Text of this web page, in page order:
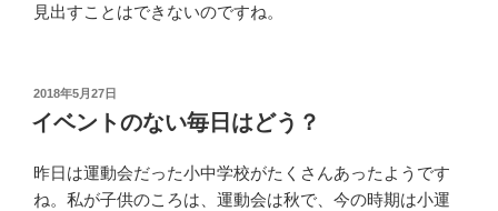
見出すことはできないのですね。
投
日:
2018年5月27日
イベントのない毎日はどう？
昨日は運動会だった小中学校がたくさんあったようです
ね。私が子供のころは、運動会は秋で、今の時期は小運